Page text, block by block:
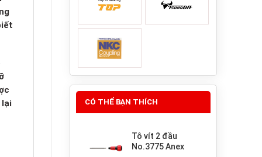
CÓ THỂ BẠN THÍCH
Tô vít 2 đầu
No.3775 Anex